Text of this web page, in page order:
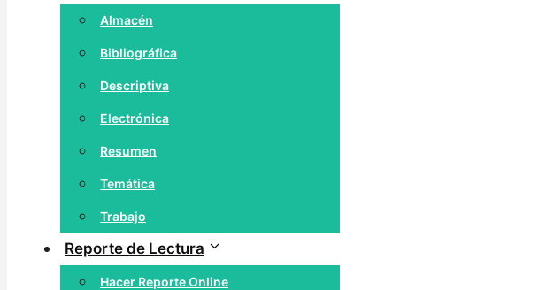
Almacén
Bibliográfica
Descriptiva
Electrónica
Resumen
Temática
Trabajo
Reporte de Lectura
Hacer Reporte Online